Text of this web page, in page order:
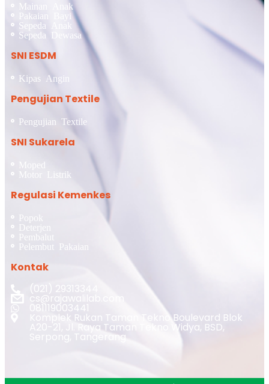
Mainan Anak
Pakaian Bayi
Sepeda Anak
Sepeda Dewasa
SNI ESDM
Kipas Angin
Pengujian Textile
Pengujian Textile
SNI Sukarela
Moped
Motor Listrik
Regulasi Kemenkes
Popok
Deterjen
Pembalut
Pelembut Pakaian
Kontak
(021) 29313344
cs@rajawalilab.com
081119003441
Komplek Rukan Taman Tekno Boulevard Blok
A20-21, Jl. Raya Taman Tekno Widya, BSD,
Serpong, Tangerang